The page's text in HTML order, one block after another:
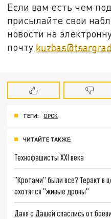
Если вам есть чем
присылайте свои
новости на
почту
ТЕГИ: ОРСК
ЧИТАЙТЕ ТАКЖЕ:
Технофашисты XXI века
"Кротами" были все? Теракт в
охотятся "живые дроны"
Даня с Дашей спаслись от